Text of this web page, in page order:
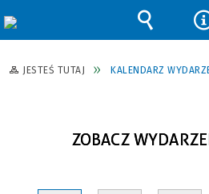
JESTEŚ TUTAJ KALENDARZ
ZOBACZ